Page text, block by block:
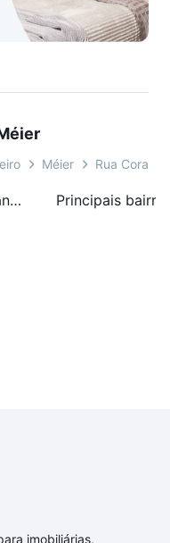
Méier Rua
Principais bairros em Rio de Janeiro, RJ
imobiliárias,